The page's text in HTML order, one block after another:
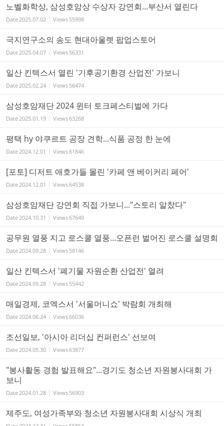
노벨화학상, 삼성호암상 수상자 강연회...부산서 열린다
Date 2025.07.02 Views 55998
극지연구소의 송도 현대아울렛 팝업스토어
Date 2025.04.07 Views 56331
일산 킨텍스서 열린 '기후공기환경 산업전' 가보니
Date 2025.02.24 Views 56474
삼성호암재단 2024 윈터 토크페스티벌에 가다
Date 2025.01.19 Views63268
평택 hy 야쿠르트 공장 견학...식품 공정 한 눈에
Date 2024.12.01 Views61846
[포토] 디저트 애호가들 몰린 '카페 앤 베이커리 페어'
Date 2024.12.01 Views64538
삼성호암재단 강연회 직접 가보니..."스토리 알찼다"
Date 2024.10.31 Views67649
공무원 열풍 지고 로스쿨 열풍...오픈런 벌어진 로스쿨 설명회
Date 2024.09.28 Views 58146
일산 킨텍스서 '폐기물 자원순환 산업전' 열려
Date 2024.09.28 Views 55442
매일경제, 코엑스서 '서울머니쇼' 박람회 개최해
Date 2024.06.24 Views66036
조선일보, '아시아 리더십 컨퍼런스' 선보여
Date 2024.05.30 Views63877
"봉사활동 경험 발표해요"...경기도 청소년 자원봉사대회 가
보니
Date 2024.01.28 Views 56903
제주도, 여성가족부와 청소년 자원봉사대회 시상식 개최